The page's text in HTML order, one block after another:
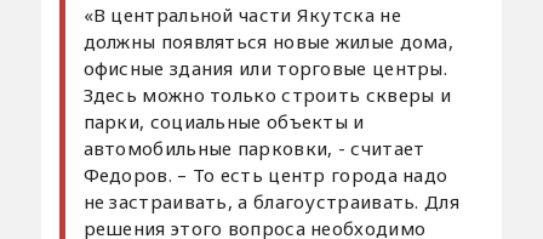
«В центральной части Якутска не
должны появляться новые жилые дома,
офисные здания или торговые центры.
Здесь можно только строить скверы и
парки, социальные объекты и
автомобильные парковки, - считает
Федоров. – То есть центр города надо
не застраивать, а благоустраивать. Для
решения этого вопроса необходимо